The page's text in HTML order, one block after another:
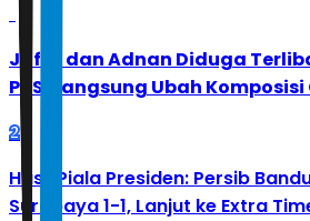
Jafar dan Adnan Diduga
PBSI Langsung Ubah
2
Hasil Piala Presiden: Persib
Surabaya 1-1, Lanjut ke Extra